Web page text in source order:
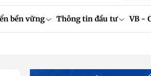
bền vững Thông tin đầu tư VB -